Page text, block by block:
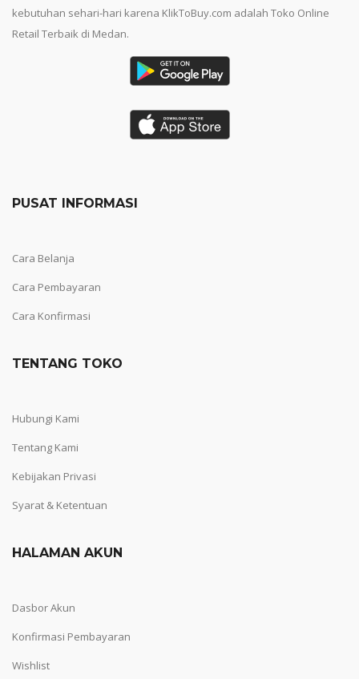
kebutuhan sehari-hari karena KlikToBuy.com adalah Toko Online
Retail Terbaik di Medan.
PUSAT INFORMASI
Cara Belanja
Cara Pembayaran
Cara Konfirmasi
TENTANG TOKO
Hubungi Kami
Tentang Kami
Kebijakan Privasi
Syarat & Ketentuan
HALAMAN AKUN
Dasbor Akun
Konfirmasi Pembayaran
Wishlist